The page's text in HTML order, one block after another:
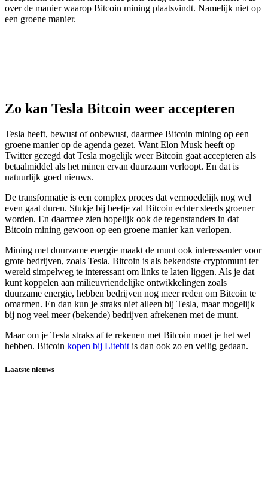
over de manier waarop Bitcoin mining plaatsvindt. Namelijk niet op
een groene manier.
Zo kan Tesla Bitcoin weer accepteren
Tesla heeft, bewust of onbewust, daarmee Bitcoin mining op een
groene manier op de agenda gezet. Want Elon Musk heeft op
Twitter gezegd dat Tesla mogelijk weer Bitcoin gaat accepteren als
betaalmiddel als het minen ervan duurzaam verloopt. En dat is
natuurlijk goed nieuws.
De transformatie is een complex proces dat vermoedelijk nog wel
even gaat duren. Stukje bij beetje zal Bitcoin echter steeds groener
worden. En daarmee zien hopelijk ook de tegenstanders in dat
Bitcoin mining gewoon op een groene manier kan verlopen.
Mining met duurzame energie maakt de munt ook interessanter voor
grote bedrijven, zoals Tesla. Bitcoin is als bekendste cryptomunt ter
wereld simpelweg te interessant om links te laten liggen. Als je dat
kunt koppelen aan milieuvriendelijke ontwikkelingen zoals
duurzame energie, hebben bedrijven nog meer reden om Bitcoin te
omarmen. En dan kun je straks niet alleen bij Tesla, maar mogelijk
bij nog veel meer (bekende) bedrijven afrekenen met de munt.
Maar om je Tesla straks af te rekenen met Bitcoin moet je het wel
hebben. Bitcoin kopen bij Litebit is dan ook zo en veilig gedaan.
Laatste nieuws